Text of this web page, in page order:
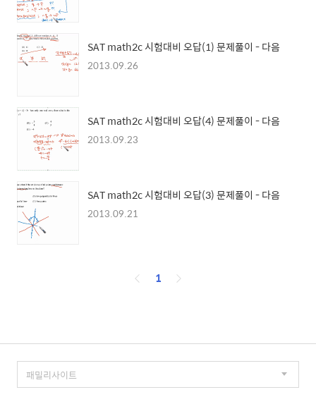
SAT math2c 시험대비 오답(1) 문제풀이 - 다음
2013.09.26
SAT math2c 시험대비 오답(4) 문제풀이 - 다음
2013.09.23
SAT math2c 시험대비 오답(3) 문제풀이 - 다음
2013.09.21
페
1